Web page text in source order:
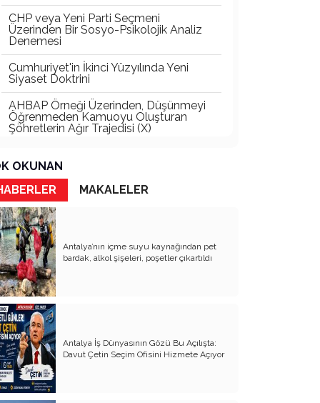
CHP veya Yeni Parti Seçmeni
Üzerinden Bir Sosyo-Psikolojik Analiz
Denemesi
Cumhuriyet'in İkinci Yüzyılında Yeni
Siyaset Doktrini
AHBAP Örneği Üzerinden, Düşünmeyi
Öğrenmeden Kamuoyu Oluşturan
Şöhretlerin Ağır Trajedisi (X)
Jeopolitik Otoriterlik: 21. Yüzyılda Yeni
Meşruiyet Üretme Mekanizması mı?
Nereye Gidiyoruz?
1826 Vak'a-i Hayriye'den 2016 15
Temmuz'una
Düşünmeyi Öğrenmek (VIII)
Siyaset Bilimi ve Sosyal Psikoloji
Verileriyle Haluk Levent ve Ahbap
Olayına Bakış
Siyasetin Dinamiklerini Anlama
Kılavuzu
"Düşünmeyi Öğrenmek" Yazı Dizisinin
OKUNAN
MAKALELER
Antalya’nın içme suyu kaynağından pet
bardak, alkol şişeleri, poşetler çıkartıldı
Antalya İş Dünyasının Gözü Bu Açılışta:
Davut Çetin Seçim Ofisini Hizmete Açıyor